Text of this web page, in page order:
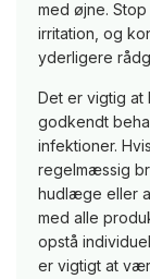
med øjne.
irritation, og
yderligere
Det er vigtig
godkendt
infektioner.
regelmæssig
hudlæge eller
med alle
opstå
er vigtigt at